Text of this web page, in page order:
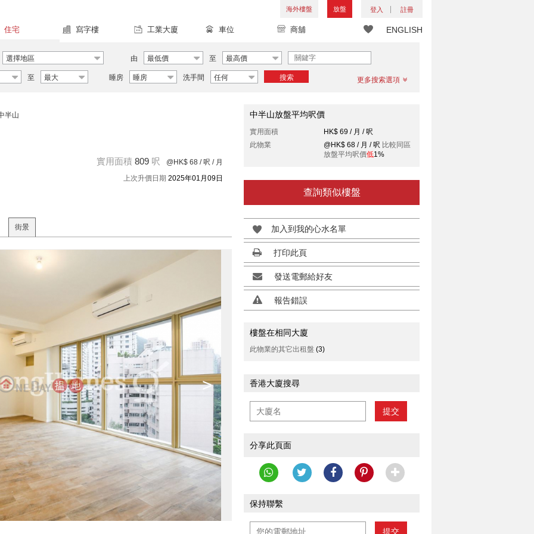
海外樓盤 放盤 登入 註冊
ENGLISH
住宅 寫字樓 工業大廈 車位 商舖
選擇地區 由 最低價 至 最高價
至 最大 睡房 睡房 洗手間 任何 搜索 更多搜索選項
半山
實用面積 809 呎 @HK$ 68 / 呎 / 月
上次升價日期 2025年01月09日
街景
>
中半山放盤平均呎價
實用面積
HK$ 69 / 月 / 呎
此物業
@HK$ 68 / 月 / 呎 比較同區
放盤平均呎價低1%
查詢類似樓盤
加入到我的心水名單
打印此頁
發送電郵給好友
報告錯誤
樓盤在相同大廈
此物業的其它出租盤 (3)
香港大廈搜尋
提交
分享此頁面
保持聯繫
提交